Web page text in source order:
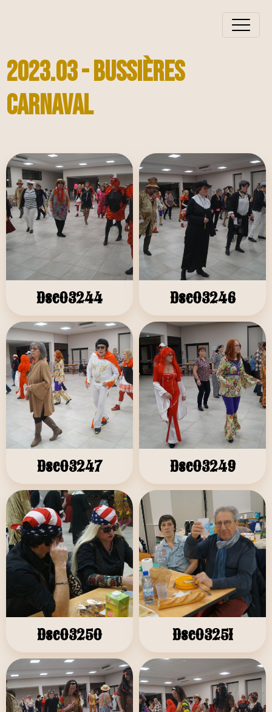
2023.03 - Bussières
Carnaval
Dsc03244 Dsc03246
Dsc03247 Dsc03249
Dsc03250 Dsc03251